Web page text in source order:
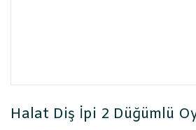
Halat Diş İpi 2 Düğümlü